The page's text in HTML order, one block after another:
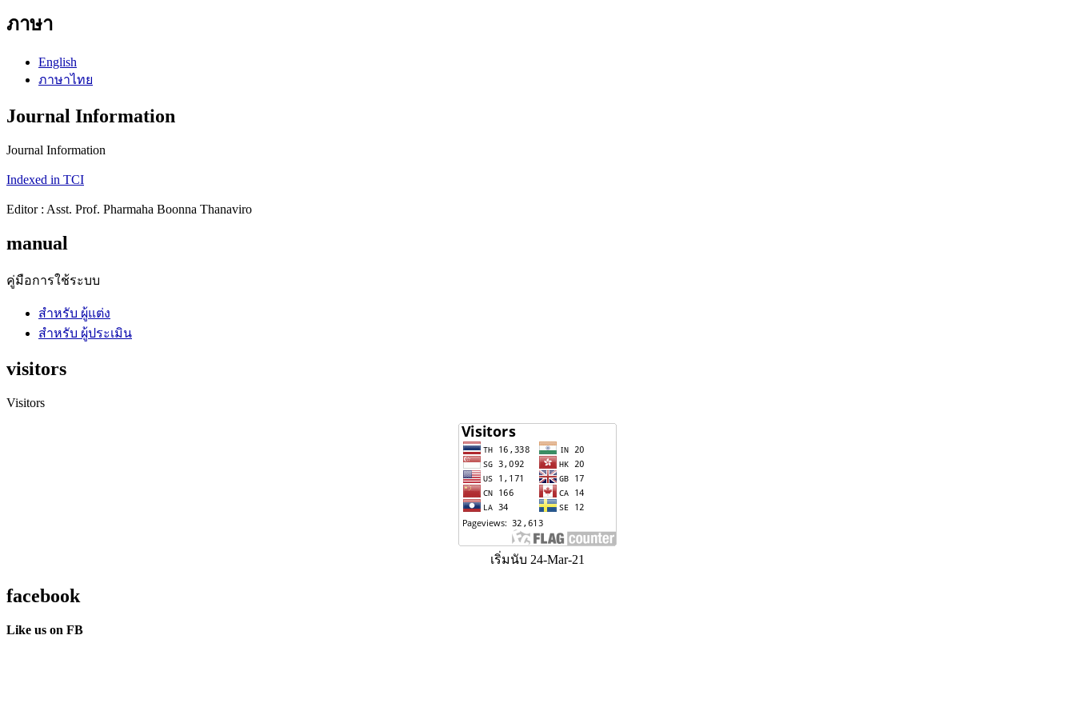
ภาษา
English
ภาษาไทย
Journal Information
Journal Information
Indexed in TCI
Editor : Asst. Prof. Pharmaha Boonna Thanaviro
manual
คู่มือการใช้ระบบ
สำหรับ ผู้แต่ง
สำหรับ ผู้ประเมิน
visitors
Visitors
เริ่มนับ 24-Mar-21
facebook
Like us on FB